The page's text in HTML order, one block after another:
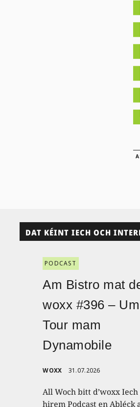
DAT KÉINT IECH OCH
PODCAST
Am Bistro mat
woxx #396 – Um
Tour mam
Dynamobile
WOXX 31.07.2026
All Woch bitt d’woxx Iech
hirem Podcast en Abléck